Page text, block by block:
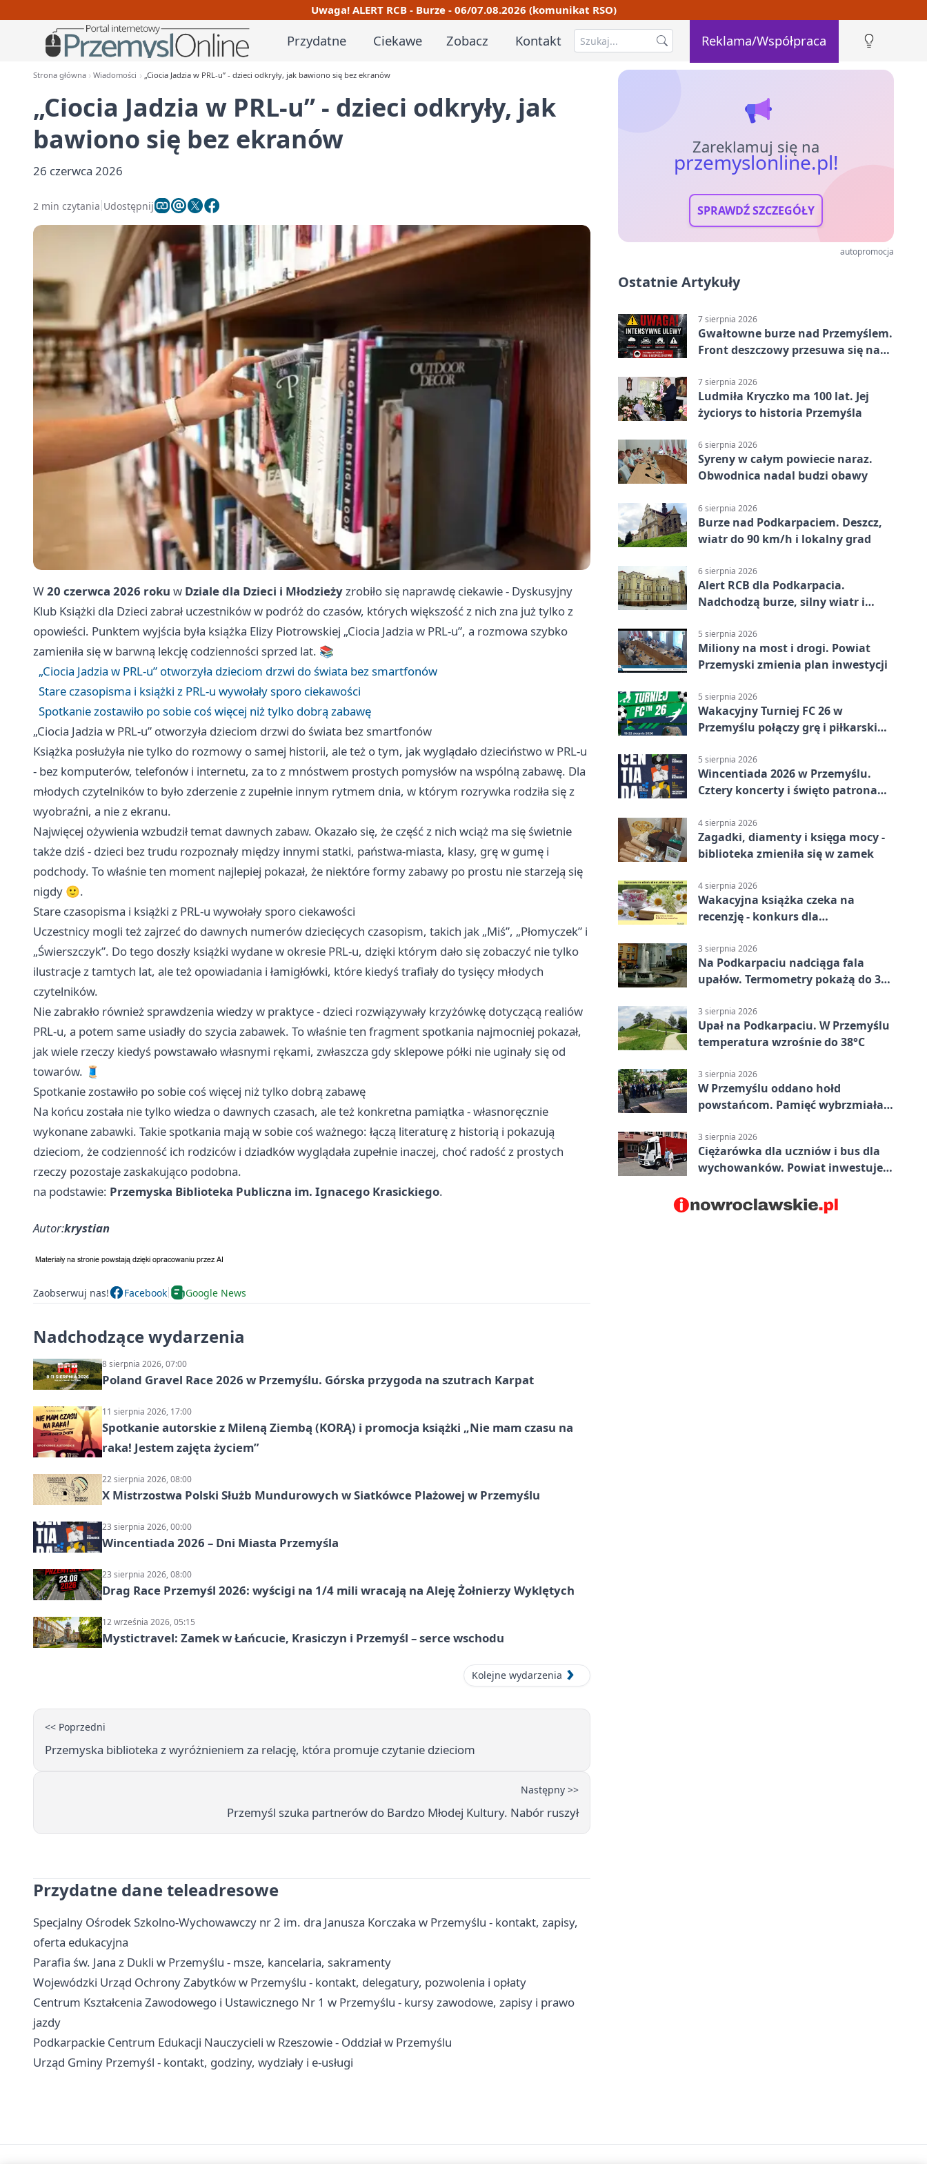
Uwaga! ALERT RCB - Burze - 06/07.08.2026 (komunikat RSO)
Przydatne Ciekawe Zobacz Kontakt Reklama/Współpraca
Strona główna Wiadomości „Ciocia Jadzia w PRL-u” - dzieci odkryły, jak bawiono się bez ekranów
„Ciocia Jadzia w PRL-u” - dzieci odkryły, jak
bawiono się bez ekranów
26 czerwca 2026
2 min czytania Udostępnij
W20 czerwca 2026 roku w Dziale dla Dzieci i Młodzieżyzrobiło się naprawdę ciekawie - Dyskusyjny
Klub Książki dla Dzieci zabrał uczestników w podróż do czasów, których większość z nich zna już tylko z
opowieści. Punktem wyjścia była książka Elizy Piotrowskiej „Ciocia Jadzia w PRL-u”, a rozmowa szybko
zamieniła się w barwną lekcję codzienności sprzed lat. 📚
„Ciocia Jadzia w PRL-u” otworzyła dzieciom drzwi do świata bez smartfonów
Stare czasopisma i książki z PRL-u wywołały sporo ciekawości
Spotkanie zostawiło po sobie coś więcej niż tylko dobrą zabawę
„Ciocia Jadzia w PRL-u” otworzyła dzieciom drzwi do świata bez smartfonów
Książka posłużyła nie tylko do rozmowy o samej historii, ale też o tym, jak wyglądało dzieciństwo w PRL-u
- bez komputerów, telefonów i internetu, za to z mnóstwem prostych pomysłów na wspólną zabawę. Dla
młodych czytelników to było zderzenie z zupełnie innym rytmem dnia, w którym rozrywka rodziła się z
wyobraźni, a nie z ekranu.
Najwięcej ożywienia wzbudził temat dawnych zabaw. Okazało się, że część z nich wciąż ma się świetnie
także dziś - dzieci bez trudu rozpoznały między innymi statki, państwa-miasta, klasy, grę w gumę i
podchody. To właśnie ten moment najlepiej pokazał, że niektóre formy zabawy po prostu nie starzeją się
nigdy 🙂.
Stare czasopisma i książki z PRL-u wywołały sporo ciekawości
Uczestnicy mogli też zajrzeć do dawnych numerów dziecięcych czasopism, takich jak „Miś”, „Płomyczek” i
„Świerszczyk”. Do tego doszły książki wydane w okresie PRL-u, dzięki którym dało się zobaczyć nie tylko
ilustracje z tamtych lat, ale też opowiadania i łamigłówki, które kiedyś trafiały do tysięcy młodych
czytelników.
Nie zabrakło również sprawdzenia wiedzy w praktyce - dzieci rozwiązywały krzyżówkę dotyczącą realiów
PRL-u, a potem same usiadły do szycia zabawek. To właśnie ten fragment spotkania najmocniej pokazał,
jak wiele rzeczy kiedyś powstawało własnymi rękami, zwłaszcza gdy sklepowe półki nie uginały się od
towarów. 🧵
Spotkanie zostawiło po sobie coś więcej niż tylko dobrą zabawę
Na końcu została nie tylko wiedza o dawnych czasach, ale też konkretna pamiątka - własnoręcznie
wykonane zabawki. Takie spotkania mają w sobie coś ważnego: łączą literaturę z historią i pokazują
dzieciom, że codzienność ich rodziców i dziadków wyglądała zupełnie inaczej, choć radość z prostych
rzeczy pozostaje zaskakująco podobna.
na podstawie: Przemyska Biblioteka Publiczna im. Ignacego Krasickiego.
Autor:krystian
Zaobserwuj nas! Facebook Google News
Nadchodzące wydarzenia
8 sierpnia 2026, 07:00
Poland Gravel Race 2026 w Przemyślu. Górska przygoda na szutrach Karpat
11 sierpnia 2026, 17:00
Spotkanie autorskie z Mileną Ziembą (KORĄ) i promocja książki „Nie mam czasu na
raka! Jestem zajęta życiem”
22 sierpnia 2026, 08:00
X Mistrzostwa Polski Służb Mundurowych w Siatkówce Plażowej w Przemyślu
23 sierpnia 2026, 00:00
Wincentiada 2026 – Dni Miasta Przemyśla
23 sierpnia 2026, 08:00
Drag Race Przemyśl 2026: wyścigi na 1/4 mili wracają na Aleję Żołnierzy Wyklętych
12 września 2026, 05:15
Mystictravel: Zamek w Łańcucie, Krasiczyn i Przemyśl – serce wschodu
Kolejne wydarzenia
<< Poprzedni
Przemyska biblioteka z wyróżnieniem za relację, która promuje czytanie dzieciom
Następny >>
Przemyśl szuka partnerów do Bardzo Młodej Kultury. Nabór ruszył
Przydatne dane teleadresowe
Specjalny Ośrodek Szkolno-Wychowawczy nr 2 im. dra Janusza Korczaka w Przemyślu - kontakt, zapisy,
oferta edukacyjna
Parafia św. Jana z Dukli w Przemyślu - msze, kancelaria, sakramenty
Wojewódzki Urząd Ochrony Zabytków w Przemyślu - kontakt, delegatury, pozwolenia i opłaty
Centrum Kształcenia Zawodowego i Ustawicznego Nr 1 w Przemyślu - kursy zawodowe, zapisy i prawo
jazdy
Podkarpackie Centrum Edukacji Nauczycieli w Rzeszowie - Oddział w Przemyślu
Urząd Gminy Przemyśl - kontakt, godziny, wydziały i e-usługi
Zareklamuj się na
przemyslonline.pl!
SPRAWDŹ SZCZEGÓŁY
autopromocja
Ostatnie Artykuły
7 sierpnia 2026
Gwałtowne burze nad Przemyślem.
Front deszczowy przesuwa się na
7 sierpnia 2026
Ludmiła Kryczko ma 100 lat. Jej
życiorys to historia Przemyśla
6 sierpnia 2026
Syreny w całym powiecie naraz.
Obwodnica nadal budzi obawy
6 sierpnia 2026
Burze nad Podkarpaciem. Deszcz,
wiatr do 90 km/h i lokalny grad
6 sierpnia 2026
Alert RCB dla Podkarpacia.
Nadchodzą burze, silny wiatr i
5 sierpnia 2026
Miliony na most i drogi. Powiat
Przemyski zmienia plan inwestycji
5 sierpnia 2026
Wakacyjny Turniej FC 26 w
Przemyślu połączy grę i piłkarski
5 sierpnia 2026
Wincentiada 2026 w Przemyślu.
Cztery koncerty i święto patrona
4 sierpnia 2026
Zagadki, diamenty i księga mocy -
biblioteka zmieniła się w zamek
4 sierpnia 2026
Wakacyjna książka czeka na
recenzję - konkurs dla
3 sierpnia 2026
Na Podkarpaciu nadciąga fala
upałów. Termometry pokażą do 36
3 sierpnia 2026
Upał na Podkarpaciu. W Przemyślu
temperatura wzrośnie do 38°C
3 sierpnia 2026
W Przemyślu oddano hołd
powstańcom. Pamięć wybrzmiała
3 sierpnia 2026
Ciężarówka dla uczniów i bus dla
wychowanków. Powiat inwestuje